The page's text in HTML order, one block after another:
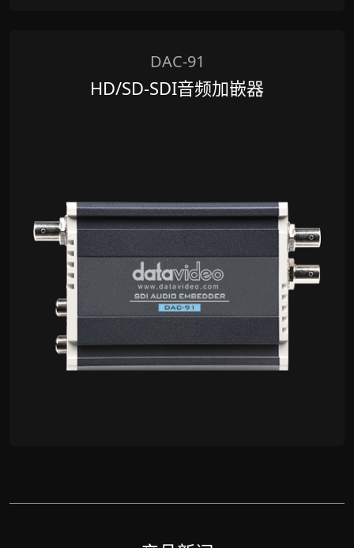
DAC-91
HD/SD-SDI音频加嵌器